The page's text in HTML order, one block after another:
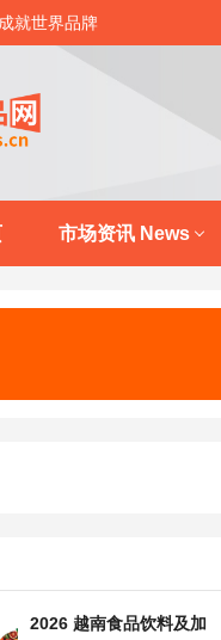
就世界品牌
市场资讯 News
2026 越南食品饮料及加